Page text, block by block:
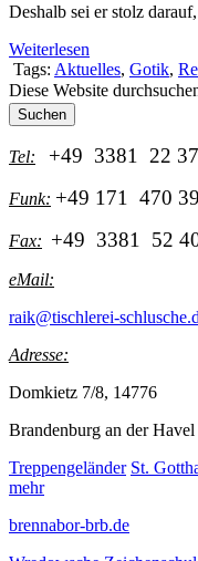
Deshalb sei er stolz
Weiterlesen
Tags: Aktuelles, Gotik,
Diese Website
Tel: +49 3381 22
Funk: +49 171 470
Fax: +49 3381 52
eMail:
raik@tischlerei-
Adresse:
Domkietz 7/8, 14776
Brandenburg an der Havel
Treppengeländer St.
mehr
brennabor-brb.de